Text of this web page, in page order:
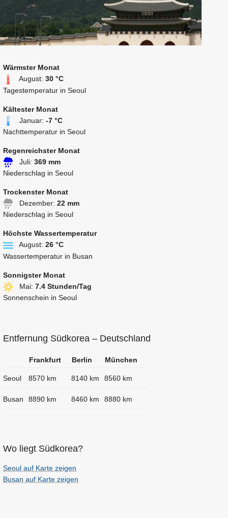
Wärmster Monat
August: 30 °C
Tagestemperatur in Seoul
Kältester Monat
Januar: -7 °C
Nachttemperatur in Seoul
Regenreichster Monat
Juli: 369 mm
Niederschlag in Seoul
Trockenster Monat
Dezember: 22 mm
Niederschlag in Seoul
Höchste Wassertemperatur
August: 26 °C
Wassertemperatur in Busan
Sonnigster Monat
Mai: 7.4 Stunden/Tag
Sonnenschein in Seoul
Entfernung Südkorea – Deutschland
Frankfurt Berlin München
Seoul 8570 km 8140 km 8560 km
Busan 8890 km 8460 km 8880 km
Wo liegt Südkorea?
Seoul auf Karte zeigen
Busan auf Karte zeigen